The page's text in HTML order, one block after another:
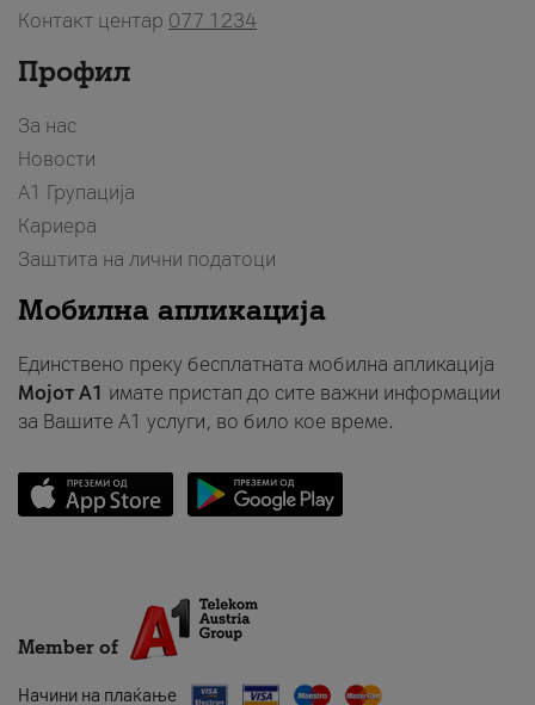
Контакт центар 077 1234
Профил
За нас
Новости
А1 Групација
Кариера
Заштита на лични податоци
Мобилна апликација
Единствено преку бесплатната мобилна апликација
Мојот A1 имате пристап до сите важни информации
за Вашите A1 услуги, во било кое време.
Member of
Начини на плаќање